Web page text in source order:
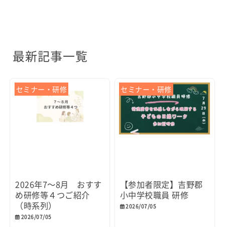
最新記事一覧
セミナー・研修
2026年7～8月 おすす
め研修等４つご紹介
（時系列）
2026/07/05
セミナー・研修
【参加者限定】吉野郡
小中学校職員 研修
2026/07/05